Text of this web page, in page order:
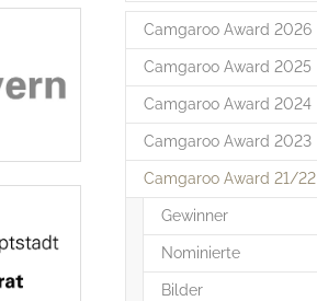
Camgaroo Award 2026
Camgaroo Award 2025
Camgaroo Award 2024
Camgaroo Award 2023
Camgaroo Award 21/22
Gewinner
Nominierte
Bilder